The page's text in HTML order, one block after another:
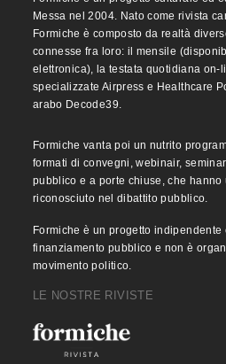
Messa nel 2004. Nato come rivista
Formiche è composto da realtà
connesse fra loro: il mensile
elettronica), la testata quotidiana on-
specializzate Airpress e Healthcare
arabo Decode39.
Formiche vanta poi un nutrito
formati di convegni, webinair,
pubblico e a porte chiuse, che hanno
riconosciuto nel dibattito pubblico.
Formiche è un progetto indipendente
finanziamento pubblico e non è
movimento politico.
LE NOSTRE RIVISTE